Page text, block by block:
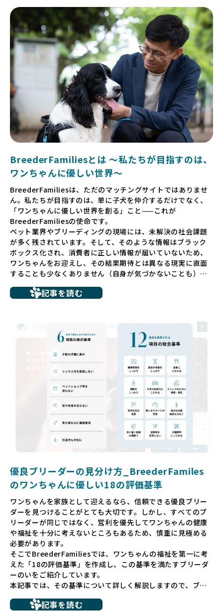
BreederFamiliesとは 〜私たちが目指すのは、
ワンちゃんに優しい世界〜
BreederFamiliesは、ただのマッチングサイトではありませ
ん。私たちが目指すのは、単に子犬を仲介するだけでなく、
「ワンちゃんに優しい世界を創る」こと——これが
BreederFamiliesの使命です。
ペット業界やブリーディングの現場には、未解決の社会課題
が多く残されています。そして、そのような情報はブラック
ボックス化され、消費者に正しい情報が届いていないため、
ワンちゃんをお迎えし、その結果期待とは異なる現実に直面
することも少なくありません（自身が気づかないことも）。
ち、健康面や社会性に問題を抱えていたり、またブリーダー
いるというケースもあります。こうした問題は、消費者にと
っても大きな負担であり、ワンちゃん自身にとっても非常に
だからこそ、私たちは正しい情報と安心して選べる場所を提
供すべきだと考えています。BreederFamiliesでは、ワンち
ゃんを家族のように愛する「優良ブリーダー」のみを独自の
厳しい基準で厳選し、その評価基準や評価結果をオープンに
しています。これにより、消費者の皆様が安心して子犬やブ
リーダーを選べる環境を整えています。
そして、消費者の皆様が正しい情報をもとに優良ブリーダー
を求めることで、ワンちゃんを家族のように愛する優良ブリ
ーダーが増え、営利優先の「悪徳ブリーダー」が自然と淘汰
される社会を目指しています。目の前の子犬だけでなく、親
ゃんに優しい世界を築いていきたいと考えています。
長するための環境が十分に整っていない場合が多く、販売ま
での間に過密な環境や長距離移動のストレスを受けることが
少なくありません。このような環境は、健康リスクや社会性
の問題につながりやすく、ワンちゃんにとっても望ましいと
は言えません。
こうした背景から、BreederFamiliesはペットショップを介
さない直接販売を採用するとともに、ペットオークションや
ペットショップを利用するブリーダーの掲載も行ってしませ
ん。
ペットショップを避けた方がいい理由の詳細はこちら
記事を読む
優良ブリーダーの見分け方_BreederFamiles
のワンちゃんに優しい18の評価基準
ワンちゃんを家族として迎えるなら、信頼できる優良ブリー
ダーを見つけることがとても大切です。しかし、すべてのブ
リーダーが同じではなく、営利を優先してワンちゃんの健康
や福祉を十分に考えないところもあるため、慎重に見極める
必要があります。
そこでBreederFamiliesでは、ワンちゃんの福祉を第一に考
えた「18の評価基準」を作成し、この基準を満たすブリーダ
ーのいをご紹介しています。
本記事では、その基準について詳しく解説しますので、ブリ
記事を読む